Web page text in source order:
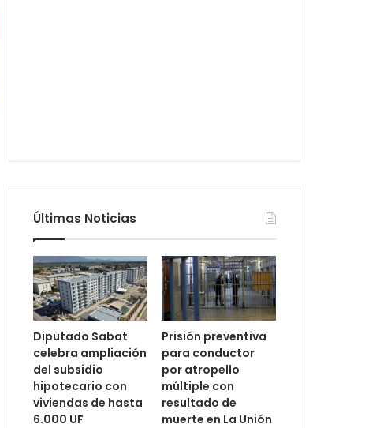
Últimas Noticias
Diputado Sabat
celebra ampliación
del subsidio
hipotecario con
viviendas de hasta
6.000 UF
Prisión preventiva
para conductor
por atropello
múltiple con
resultado de
muerte en La Unión